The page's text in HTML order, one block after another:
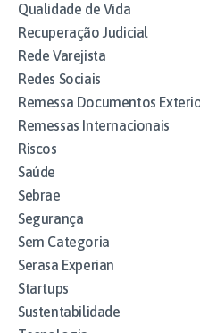
Qualidade de Vida
Recuperação Judicial
Rede Varejista
Redes Sociais
Remessa Documentos
Remessas Internacionais
Riscos
Saúde
Sebrae
Segurança
Sem Categoria
Serasa Experian
Startups
Sustentabilidade